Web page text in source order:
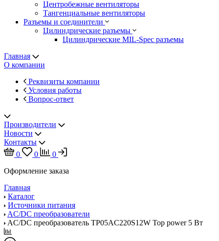
Центробежные вентиляторы
Тангенциальные вентиляторы
Разъемы и соединители
Цилиндрические разъемы
Цилиндрические MIL-Spec разъемы
Главная
О компании
Реквизиты компании
Условия работы
Вопрос-ответ
Производители
Новости
Контакты
0
0
0
Оформление заказа
Главная
Каталог
Источники питания
AC/DC преобразователи
AC/DC преобразователь TP05AC220S12W Top power 5 Вт